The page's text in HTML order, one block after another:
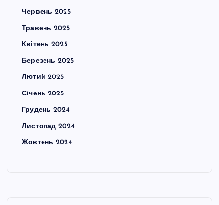
Червень 2025
Травень 2025
Квітень 2025
Березень 2025
Лютий 2025
Січень 2025
Грудень 2024
Листопад 2024
Жовтень 2024